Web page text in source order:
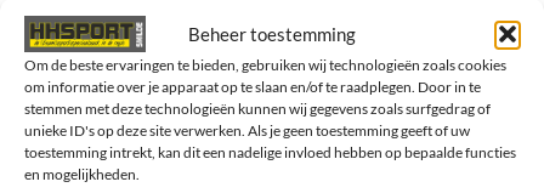
Beheer toestemming
Om de beste ervaringen te bieden, gebruiken wij technologieën zoals cookies
om informatie over je apparaat op te slaan en/of te raadplegen. Door in te
stemmen met deze technologieën kunnen wij gegevens zoals surfgedrag of
unieke ID's op deze site verwerken. Als je geen toestemming geeft of uw
toestemming intrekt, kan dit een nadelige invloed hebben op bepaalde functies
en mogelijkheden.
Dit
product
heeft
meerdere
variaties.
Deze
GERELATEERDE PRODUCTEN